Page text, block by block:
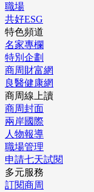
職場
共好ESG
特色頻道
名家專欄
特別企劃
商周財富網
良醫健康網
商周線上讀
商周封面
兩岸國際
人物報導
職場管理
申請七天試閱
多元服務
訂閱商周